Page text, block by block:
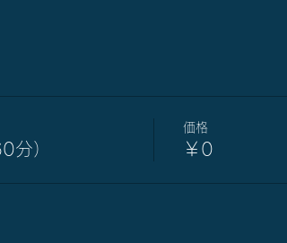
分）
価格
￥0